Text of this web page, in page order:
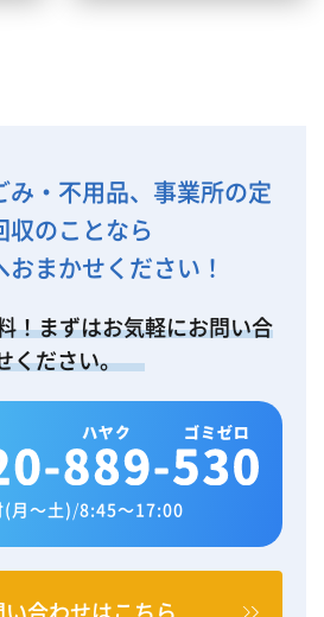
み・不用品、事業所の定
収のことなら
おまかせください！
！まずはお気軽にお問い合
ください。
(月～土) /8:45～17:00
い合わせはこちら